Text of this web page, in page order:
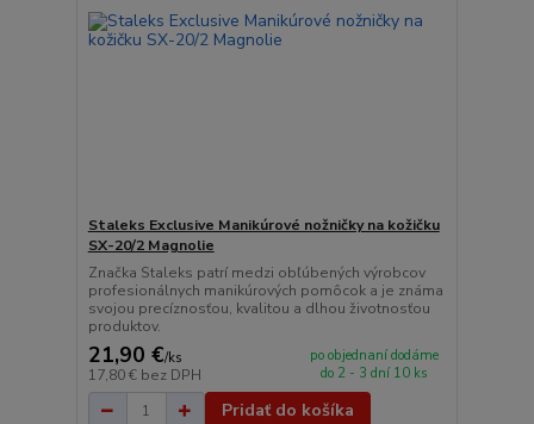
Staleks Exclusive Manikúrové nožničky na kožičku
SX-20/2 Magnolie
Značka Staleks patrí medzi obľúbených výrobcov
profesionálnych manikúrových pomôcok a je známa
svojou precíznosťou, kvalitou a dlhou životnosťou
produktov.
21,90 €/ks
17,80 € bez DPH
po objednaní dodáme
do 2 - 3 dní 10 ks
Pridať do košíka